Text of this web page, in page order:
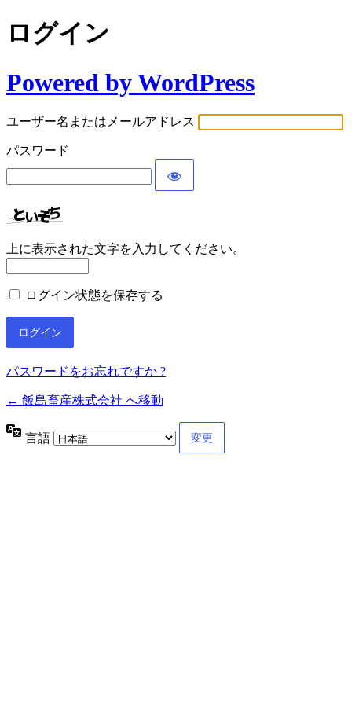
ログイン
Powered by WordPress
ユーザー名またはメールアドレス
パスワード
上に表示された文字を入力してください。
ログイン状態を保存する
パスワードをお忘れですか ?
← 飯島畜産株式会社 へ移動
言語